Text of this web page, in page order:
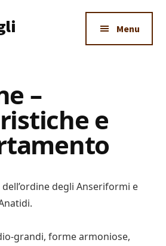
Menu
–
e
degli Anseriformi e
grandi, forme armoniose,